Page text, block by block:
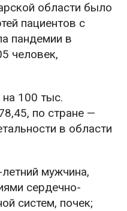
области было
пациентов с
пандемии в
человек,
на 100 тыс.
по стране —
в области
мужчина,
сердечно-
систем, почек;